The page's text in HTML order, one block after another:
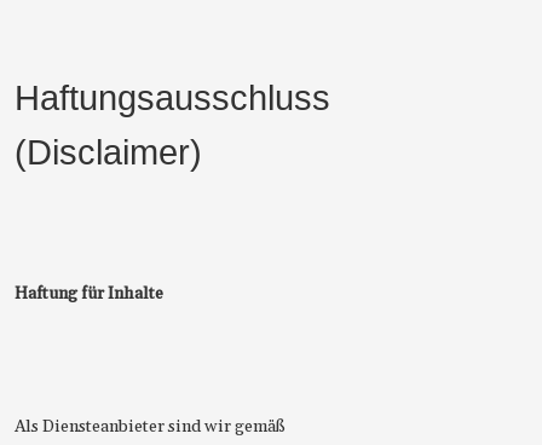
Haftungsausschluss
(Disclaimer)
Haftung für Inhalte
Als Diensteanbieter sind wir gemäß